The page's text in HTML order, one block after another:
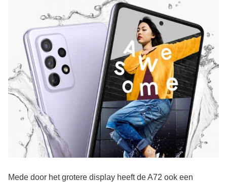
Mede door het grotere display heeft de A72 ook een